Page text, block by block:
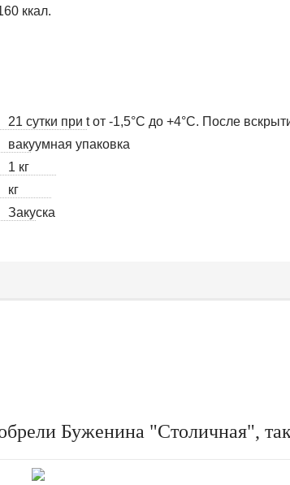
ккал.
21 сутки при t от -1,5°С до +4°С. После
вакуумная упаковка
1 кг
кг
Закуска
Буженина "Столичная",